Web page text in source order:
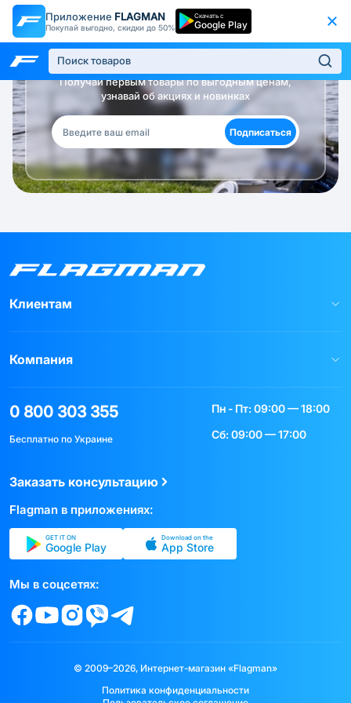
Приложение FLAGMAN
Покупай выгодно, скидки до 50%
Скачать с
Google Play
Будь в курсе!
Получай первым товары по выгодным ценам,
узнавай об акциях и новинках
Подписаться
Клиентам
Компания
0 800 303 355
Бесплатно по Украине
Пн - Пт: 09:00 — 18:00
Сб: 09:00 — 17:00
Заказать консультацию
Flagman в приложениях:
GET IT ON
Google Play
Download on the
App Store
Мы в соцсетях:
© 2009–2026, Интернет-магазин «Flagman»
Политика конфиденциальности